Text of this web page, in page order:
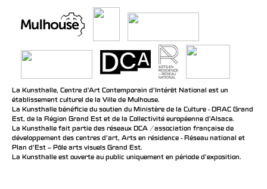
La Kunsthalle, Centre d’Art Contemporain d’Intérêt National est un
établissement culturel de la Ville de Mulhouse.
La Kunsthalle bénéficie du soutien du Ministère de la Culture - DRAC Grand
Est, de la Région Grand Est et de la Collectivité européenne d’Alsace.
La Kunsthalle fait partie des réseaux DCA / association française de
développement des centres d'art, Arts en résidence - Réseau national et
Plan d’Est – Pôle arts visuels Grand Est.
La Kunsthalle est ouverte au public uniquement en période d'exposition.